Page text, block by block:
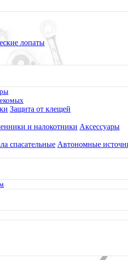
лопаты
Защита от клещей
и налокотники Аксессуары
спасательные Автономные